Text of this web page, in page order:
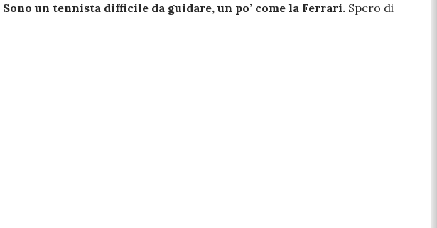
Sono un tennista difficile da guidare, un po’ come la Ferrari. Spero di